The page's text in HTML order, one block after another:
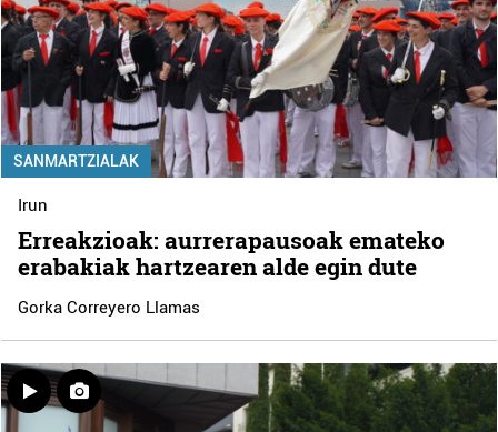
SANMARTZIALAK
Irun
Erreakzioak: aurrerapausoak emateko
erabakiak hartzearen alde egin dute
Gorka Correyero Llamas